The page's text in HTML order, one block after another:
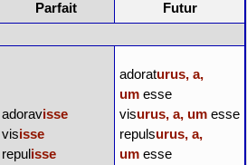
Parfait
Futur
adoravisse
visisse
repulisse
adoraturus, a,
um esse
visurus, a, um esse
repulsurus, a,
um esse